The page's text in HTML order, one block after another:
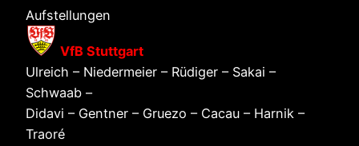
Aufstellungen
VfB Stuttgart
Ulreich – Niedermeier – Rüdiger – Sakai –
Schwaab –
Didavi – Gentner – Gruezo – Cacau – Harnik –
Traoré